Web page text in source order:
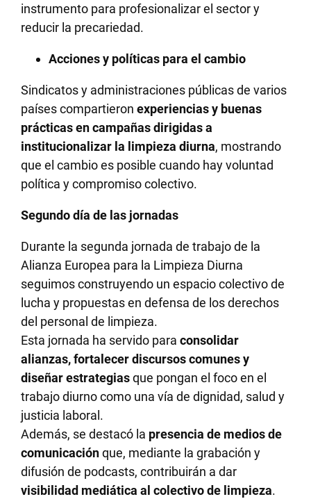
instrumento para profesionalizar el sector y
reducir la precariedad.
Acciones y políticas para el cambio
Sindicatos y administraciones públicas de varios
países compartieronexperiencias y buenas
prácticas en campañas dirigidas a
institucionalizar la limpieza diurna, mostrando
que el cambio es posible cuando hay voluntad
política y compromiso colectivo.
Segundo día de las jornadas
Durante la segunda jornada de trabajo de la
Alianza Europea para la Limpieza Diurna
seguimos construyendo un espacio colectivo de
lucha y propuestas en defensa de los derechos
del personal de limpieza.
Esta jornada ha servido paraconsolidar
alianzas, fortalecer discursos comunes y
diseñar estrategiasque pongan el foco en el
trabajo diurno como una vía de dignidad, salud y
justicia laboral.
Además, se destacó la presencia de medios de
comunicaciónque, mediante la grabación y
difusión de podcasts, contribuirán a dar
visibilidad mediática al colectivo de limpieza.